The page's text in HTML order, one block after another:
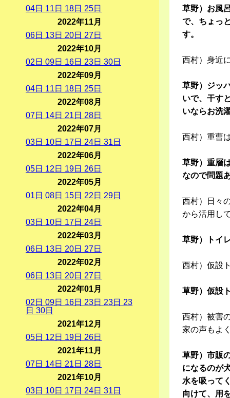
草野）お風
で、ちょっ
す。
西村）身近
草野）ジッ
いで、干す
いならお洗
西村）重曹
草野）重層
なので問題
西村）日々
から活用し
草野）トイ
西村）仮設
草野）仮設
西村）被害
家の声もよ
草野）市販
になるのが
水を吸って
向けて、用
04日 11 日 18日 25日
2022年11月
06日 13日 20日 27日
2022年10月
02 日 09日 16日 23日 30日
2022年09月
04日 11 日 18日 25日
2022年08月
07日 14日 21 日 28日
2022年07月
03日 10日 17日 24日 31 日
2022年06月
05日 12 日 19日 26日
2022年05月
01 日 08日 15日 22 日 29日
2022年04月
03日 10日 17日 24日
2022年03月
06日 13日 20日 27日
2022年02月
06日 13日 20日 27日
2022年01月
02 日 09日 16日 23日 23日 23
日 30日
2021年12月
05日 12 日 19日 26日
2021年11月
07日 14日 21 日 28日
2021年10月
03日 10日 17日 24日 31 日